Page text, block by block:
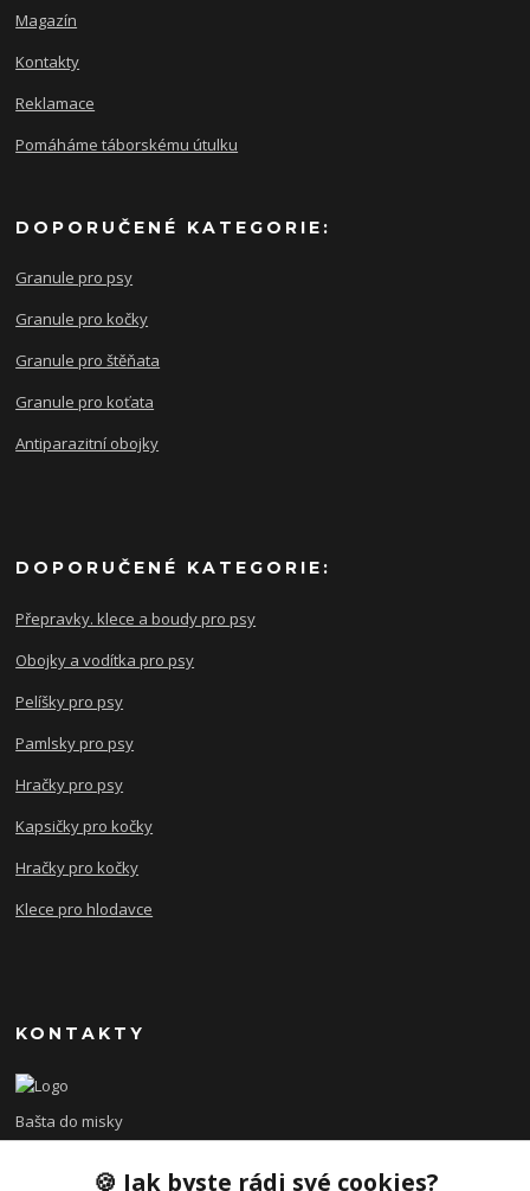
Magazín
Kontakty
Reklamace
Pomáháme táborskému útulku
DOPORUČENÉ KATEGORIE:
Granule pro psy
Granule pro kočky
Granule pro štěňata
Granule pro koťata
Antiparazitní obojky
DOPORUČENÉ KATEGORIE:
Přepravky. klece a boudy pro psy
Obojky a vodítka pro psy
Pelíšky pro psy
Pamlsky pro psy
Hračky pro psy
Kapsičky pro kočky
Hračky pro kočky
Klece pro hlodavce
KONTAKTY
Bašta do misky
+420 608 479 610🍪 Jak byste rádi své cookies?